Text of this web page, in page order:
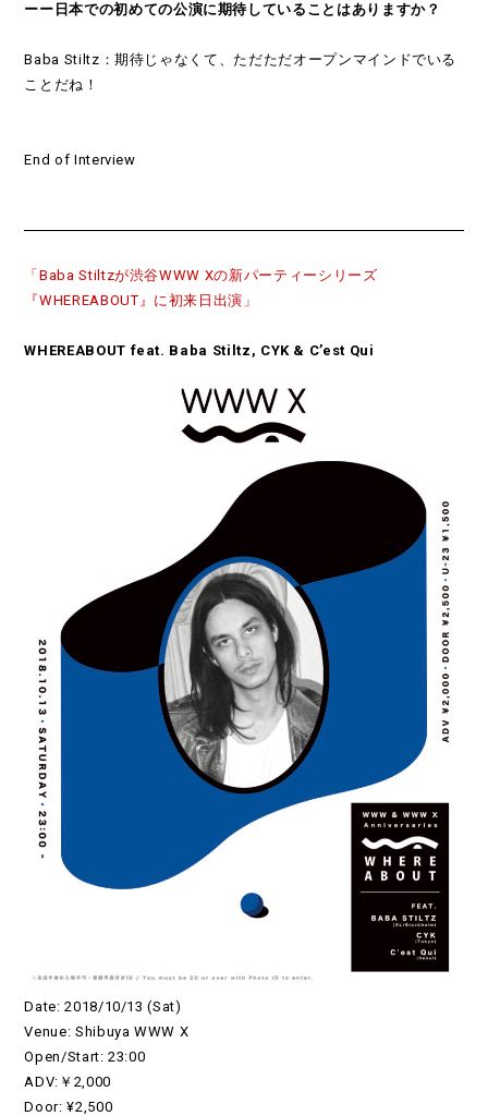
ーー日本での初めての公演に期待していることはありますか？
Baba Stiltz：期待じゃなくて、ただただオープンマインドでいる
ことだね！
End of Interview
「Baba Stiltzが渋谷WWW Xの新パーティーシリーズ
『WHEREABOUT』に初来日出演」
WHEREABOUT feat. Baba Stiltz, CYK & C’est Qui
Date: 2018/10/13 (Sat)
Venue: Shibuya WWW X
Open/Start: 23:00
ADV:￥2,000
Door: ¥2,500